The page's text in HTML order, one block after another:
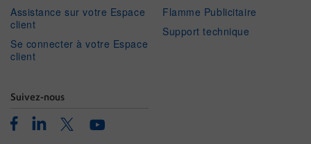
Assistance sur votre Espace
client
Se connecter à votre Espace
client
Flamme Publicitaire
Support technique
Suivez-nous
FacebookLinkedinTwitterYoutube